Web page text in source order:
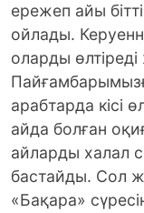
ережеп айы
ойлады.
оларды
арабтарда кісі
айда болған
айларды халал
бастайды. Сол
«Бақара»